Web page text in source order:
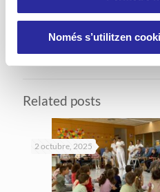
Només s’utilitzen
Related posts
2 octubre, 2025